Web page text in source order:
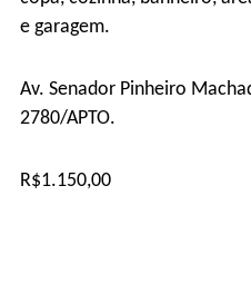
e garagem.
Av. Senador Pinheiro
2780/APTO.
R$1.150,00